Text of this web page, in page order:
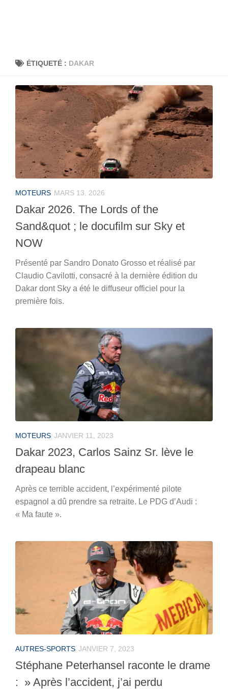
ÉTIQUETÉ : DAKAR
MOTEURS MARS 13, 2026
Dakar 2026. The Lords of the
Sand&quot ; le docufilm sur Sky et
NOW
Présenté par Sandro Donato Grosso et réalisé par
Claudio Cavilotti, consacré à la dernière édition du
Dakar dont Sky a été le diffuseur officiel pour la
première fois.
MOTEURS JANVIER 11, 2023
Dakar 2023, Carlos Sainz Sr. lève le
drapeau blanc
Après ce terrible accident, l’expérimenté pilote
espagnol a dû prendre sa retraite. Le PDG d’Audi :
« Ma faute ».
AUTRES-SPORTS JANVIER 7, 2023
Stéphane Peterhansel raconte le drame
: » Après l’accident, j’ai perdu